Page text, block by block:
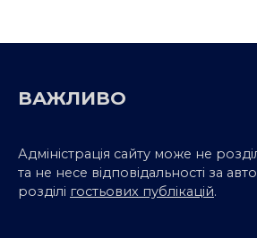
ВАЖЛИВО
Адміністрація сайту може не
та не несе відповідальності за
розділі гостьових публікацій.